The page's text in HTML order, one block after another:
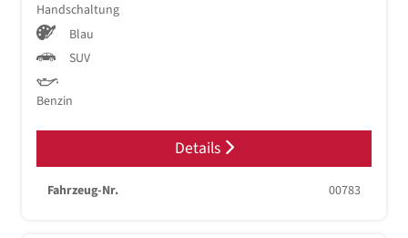
Handschaltung
Blau
SUV
Benzin
Details
Fahrzeug-Nr. 00783